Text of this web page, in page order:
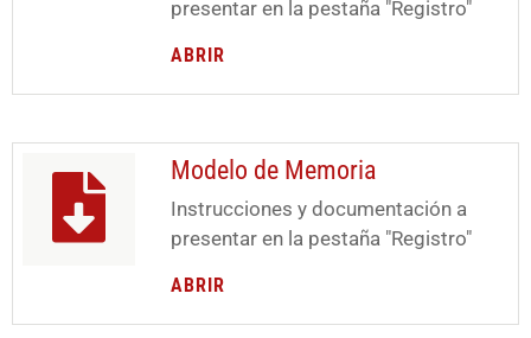
presentar en la pestaña "Registro"
ABRIR
Modelo de Memoria
Instrucciones y documentación a
presentar en la pestaña "Registro"
ABRIR